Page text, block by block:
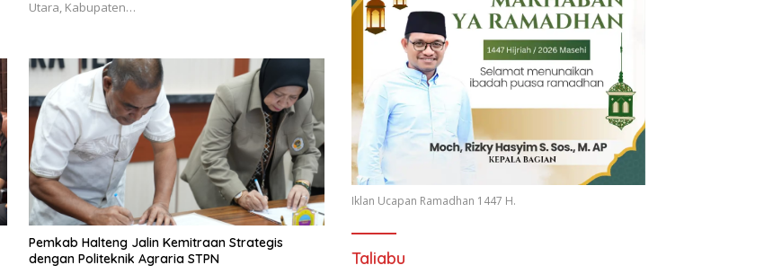
Utara, Kabupaten…
Pemkab Halteng Jalin Kemitraan Strategis
dengan Politeknik Agraria STPN
Iklan Ucapan Ramadhan 1447 H.
Taliabu